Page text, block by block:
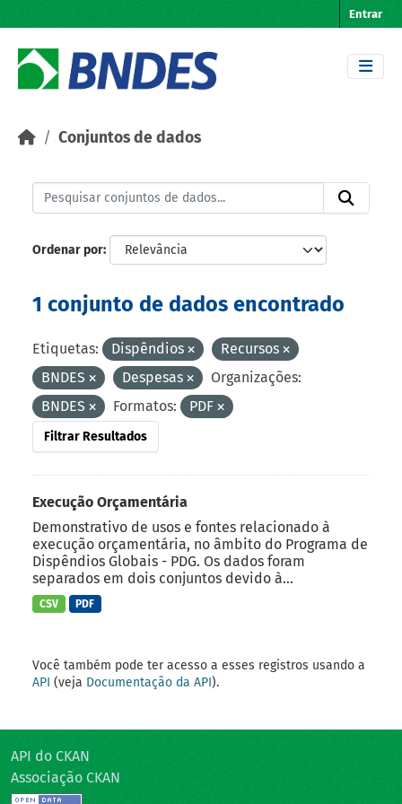
Entrar
Conjuntos de dados
Ordenar por
1 conjunto de dados encontrado
Etiquetas: Dispêndios
Recursos
BNDES
Despesas
Organizações:
BNDES
Formatos: PDF
Filtrar Resultados
Execução Orçamentária
Demonstrativo de usos e fontes relacionado à
execução orçamentária, no âmbito do Programa de
Dispêndios Globais - PDG. Os dados foram
separados em dois conjuntos devido à...
CSV PDF
Você também pode ter acesso a esses registros usando a
API (veja Documentação da API).
API do CKAN
Associação CKAN